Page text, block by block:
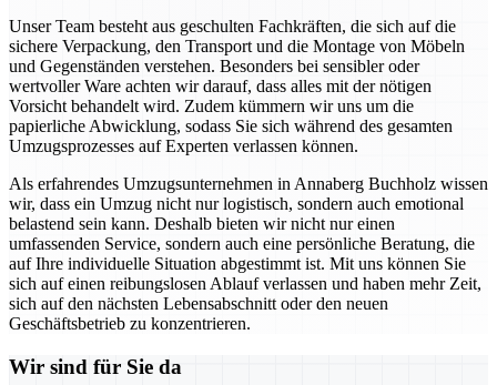
Unser Team besteht aus geschulten Fachkräften, die sich auf die
sichere Verpackung, den Transport und die Montage von Möbeln
und Gegenständen verstehen. Besonders bei sensibler oder
wertvoller Ware achten wir darauf, dass alles mit der nötigen
Vorsicht behandelt wird. Zudem kümmern wir uns um die
papierliche Abwicklung, sodass Sie sich während des gesamten
Umzugsprozesses auf Experten verlassen können.
Als erfahrendes Umzugsunternehmen in Annaberg Buchholz wissen
wir, dass ein Umzug nicht nur logistisch, sondern auch emotional
belastend sein kann. Deshalb bieten wir nicht nur einen
umfassenden Service, sondern auch eine persönliche Beratung, die
auf Ihre individuelle Situation abgestimmt ist. Mit uns können Sie
sich auf einen reibungslosen Ablauf verlassen und haben mehr Zeit,
sich auf den nächsten Lebensabschnitt oder den neuen
Geschäftsbetrieb zu konzentrieren.
Wir sind für Sie da